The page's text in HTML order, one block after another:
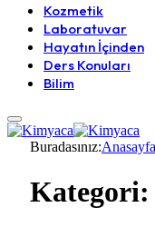
Kozmetik
Laboratuvar
Hayatın İçinden
Ders Konuları
Bilim
Buradasınız:Anasayfa
Kategori: